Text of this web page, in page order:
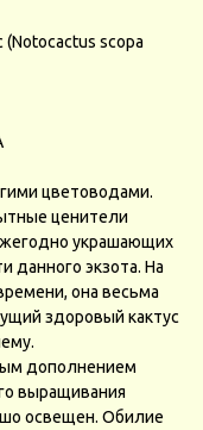
scopa
цветоводами.
ценители
украшающих
данного экзота. На
она весьма
здоровый кактус
дополнением
выращивания
освещен. Обилие